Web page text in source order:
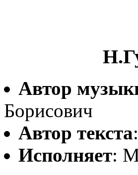
Автор
Борисович
Автор текста
Исполняет: